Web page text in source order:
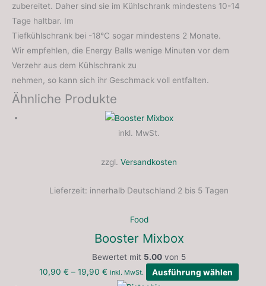
zubereitet. Daher sind sie im Kühlschrank mindestens 10-14
Tage haltbar. Im
Tiefkühlschrank bei -18°C sogar mindestens 2 Monate.
Wir empfehlen, die Energy Balls wenige Minuten vor dem
Verzehr aus dem Kühlschrank zu
nehmen, so kann sich ihr Geschmack voll entfalten.
Ähnliche Produkte
inkl. MwSt.
zzgl. Versandkosten
Lieferzeit: innerhalb Deutschland 2 bis 5 Tagen
Food
Booster Mixbox
Bewertet mit 5.00 von 5
10,90 € – 19,90 € inkl. MwSt. Ausführung wählen